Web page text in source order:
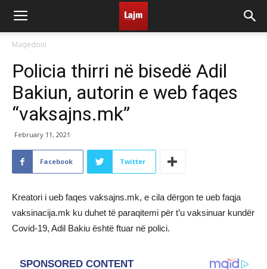
Maqedoni
Policia thirri në bisedë Adil
Bakiun, autorin e web faqes
“vaksajns.mk”
February 11, 2021
Facebook Twitter
Kreatori i ueb faqes vaksajns.mk, e cila dërgon te ueb faqja
vaksinacija.mk ku duhet të paraqitemi për t’u vaksinuar kundër
Covid-19, Adil Bakiu është ftuar në polici.